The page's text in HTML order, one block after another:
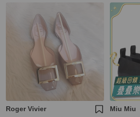
Roger Vivier Miu Miu